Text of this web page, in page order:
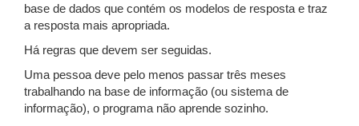
base de dados que contém os modelos de resposta e traz
a resposta mais apropriada.
Há regras que devem ser seguidas.
Uma pessoa deve pelo menos passar três meses
trabalhando na base de informação (ou sistema de
informação), o programa não aprende sozinho.